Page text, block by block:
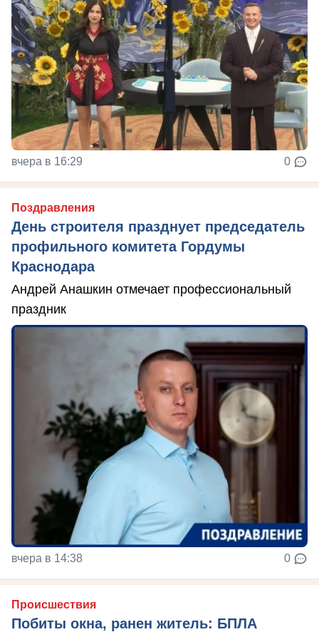
вчера в 16:29 0
Поздравления
День строителя празднует председатель
профильного комитета Гордумы
Краснодара
Андрей Анашкин отмечает профессиональный
праздник
вчера в 14:38 0
Происшествия
Побиты окна, ранен житель: БПЛА